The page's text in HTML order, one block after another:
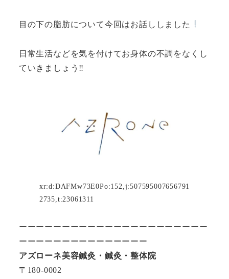
目の下の脂肪について今回はお話ししました
日常生活などを気を付けてお身体の不調をなくし
ていきましょう‼︎
xr:d:DAFMw73E0Po:152,j:507595007656791
2735,t:23061311
ーーーーーーーーーーーーーーーーーーーーーー
ーーーーーーーーーーーーーーー
アズローネ美容鍼灸・鍼灸・整体院
〒180-0002